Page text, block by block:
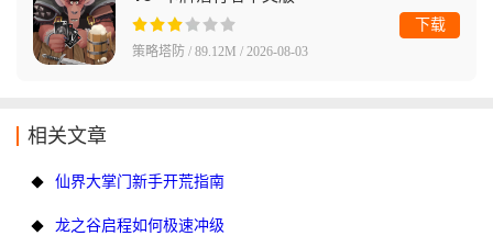
策略塔防 / 89.12M / 2026-08-03
下载
相关文章
仙界大掌门新手开荒指南
龙之谷启程如何极速冲级